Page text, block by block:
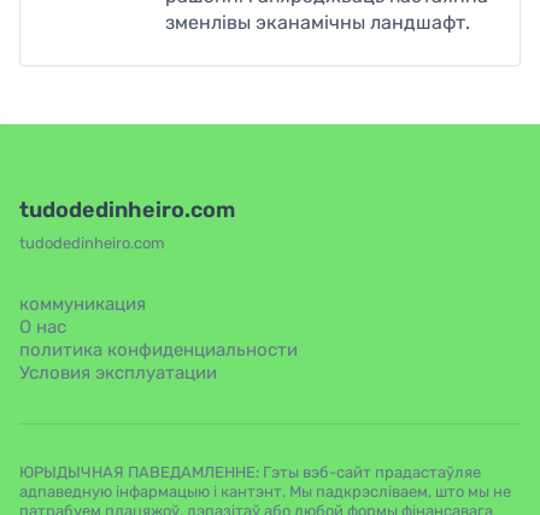
зменлівы эканамічны ландшафт.
tudodedinheiro.com
tudodedinheiro.com
коммуникация
О нас
политика конфиденциальности
Условия эксплуатации
ЮРЫДЫЧНАЯ ПАВЕДАМЛЕННЕ: Гэты вэб-сайт прадастаўляе
адпаведную інфармацыю і кантэнт. Мы падкрэсліваем, што мы не
патрабуем плацяжоў, дэпазітаў або любой формы фінансавага